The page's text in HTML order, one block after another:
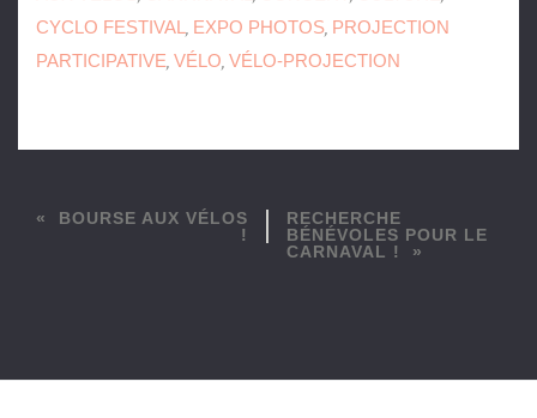
CYCLO FESTIVAL , EXPO PHOTOS, PROJECTION
PARTICIPATIVE, VÉLO, VÉLO-PROJECTION
BOURSE AUX VÉLOS
!
RECHERCHE
BÉNÉVOLES POUR LE
CARNAVAL !